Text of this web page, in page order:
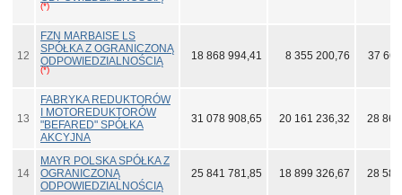
(*)
12
FZN MARBAISE LS
SPÓŁKA Z OGRANICZONĄ
ODPOWIEDZIALNOŚCIĄ
(*)
18 868 994,41 8 355 200,76 37
13
FABRYKA REDUKTORÓW
I MOTOREDUKTORÓW
"BEFARED" SPÓŁKA
AKCYJNA
31 078 908,65 20 161 236,32 28
14
MAYR POLSKA SPÓŁKA Z
OGRANICZONĄ
ODPOWIEDZIALNOŚCIĄ
25 841 781,85 18 899 326,67 28